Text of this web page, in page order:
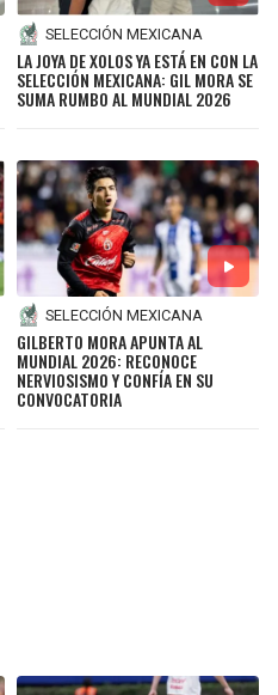
SELECCIÓN MEXICANA
LA JOYA DE XOLOS YA ESTÁ EN CON LA
SELECCIÓN MEXICANA: GIL MORA SE
SUMA RUMBO AL MUNDIAL 2026
SELECCIÓN MEXICANA
GILBERTO MORA APUNTA AL
MUNDIAL 2026: RECONOCE
NERVIOSISMO Y CONFÍA EN SU
CONVOCATORIA